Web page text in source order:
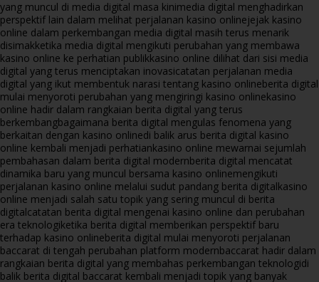
yang muncul di media digital masa kinimedia digital menghadirkan
perspektif lain dalam melihat perjalanan kasino onlinejejak kasino
online dalam perkembangan media digital masih terus menarik
disimakketika media digital mengikuti perubahan yang membawa
kasino online ke perhatian publikkasino online dilihat dari sisi media
digital yang terus menciptakan inovasicatatan perjalanan media
digital yang ikut membentuk narasi tentang kasino onlineberita digital
mulai menyoroti perubahan yang mengiringi kasino onlinekasino
online hadir dalam rangkaian berita digital yang terus
berkembangbagaimana berita digital mengulas fenomena yang
berkaitan dengan kasino onlinedi balik arus berita digital kasino
online kembali menjadi perhatiankasino online mewarnai sejumlah
pembahasan dalam berita digital modernberita digital mencatat
dinamika baru yang muncul bersama kasino onlinemengikuti
perjalanan kasino online melalui sudut pandang berita digitalkasino
online menjadi salah satu topik yang sering muncul di berita
digitalcatatan berita digital mengenai kasino online dan perubahan
era teknologiketika berita digital memberikan perspektif baru
terhadap kasino onlineberita digital mulai menyoroti perjalanan
baccarat di tengah perubahan platform modernbaccarat hadir dalam
rangkaian berita digital yang membahas perkembangan teknologidi
balik berita digital baccarat kembali menjadi topik yang banyak